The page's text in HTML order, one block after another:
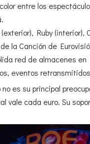
entre los
Ruby (interior),
la Canción de
red de almacenes en
eventos
es su principal
vale cada euro. Su